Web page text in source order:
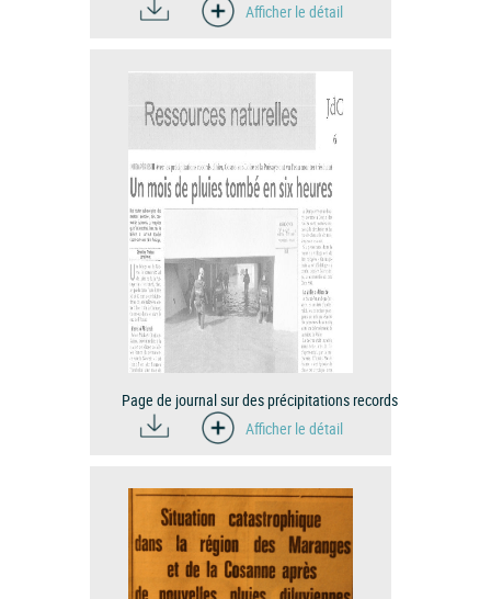
Afficher le détail
Page de journal sur des précipitations records
Afficher le détail